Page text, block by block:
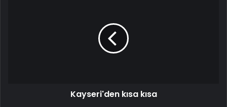
Kayseri'den kısa kısa